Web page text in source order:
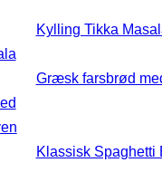
Kylling Tikka
Græsk farsbrød
Klassisk Spaghetti